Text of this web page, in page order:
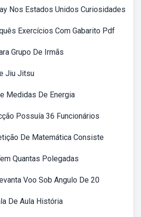
Nos Estados Unidos Curiosidades
Exercícios Com Gabarito Pdf
Grupo De Irmãs
Jiu Jitsu
Medidas De Energia
Possuía 36 Funcionários
De Matemática Consiste
Quantas Polegadas
Voo Sob Angulo De 20
De Aula História